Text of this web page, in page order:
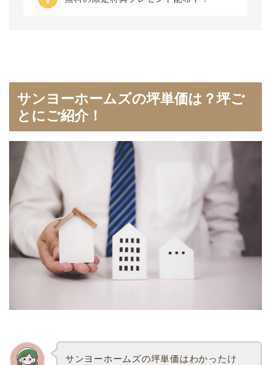
サンヨーホームズの坪単価は？坪ご
とにご紹介！
サンヨーホームズの坪単価はわかったけ